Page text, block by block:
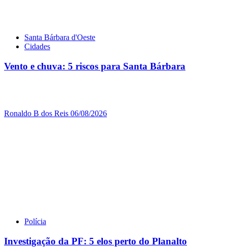
Santa Bárbara d'Oeste
Cidades
Vento e chuva: 5 riscos para Santa Bárbara
Ronaldo B dos Reis 06/08/2026
Polícia
Investigação da PF: 5 elos perto do Planalto